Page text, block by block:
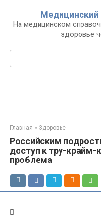
контенту
Медицинский
На медицинском
здоровье
Главная » Здоровье
Российским
доступ к тру-крайм-
проблема